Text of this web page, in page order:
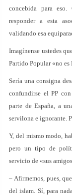
concebida para
responder a esta
validando esa
Imagínense ustedes
Partido Popular «no es
Sería una consigna
confundirse el PP con
parte de España, a
servilona e ignorante.
Y, del mismo modo,
pero un tipo de
servicio de «sus
– Afirmemos, pues,
del islam. Sí, para